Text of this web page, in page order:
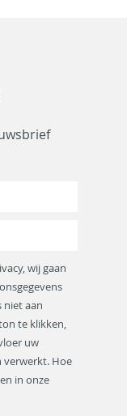
wij gaan
niet aan
te klikken,
uw
verwerkt. Hoe
in onze